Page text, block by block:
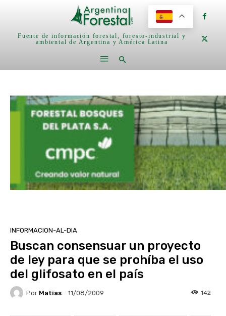
Fuente de información forestal, foresto-industrial y
ambiental de Argentina y América Latina
INFORMACION-AL-DIA
Buscan consensuar un proyecto
de ley para que se prohíba el uso
del glifosato en el país
Por Matias 11/08/2009 142